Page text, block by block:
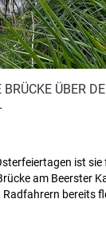
ÜBER
ist sie
am Beerster
bereits